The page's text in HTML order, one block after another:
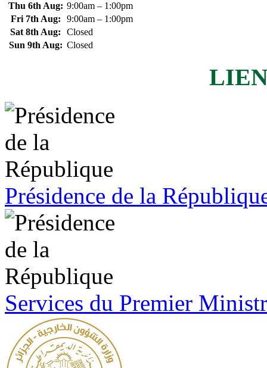
Thu 6th Aug: 9:00am – 1:00pm
Fri 7th Aug:
9:00am – 1:00pm
Sat 8th Aug:
Closed
Sun 9th Aug: Closed
Présidence de la
Services du Premier